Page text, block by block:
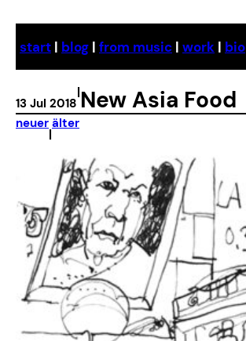
content
start | blog | from music | work | bio
13 Jul 2018
|New Asia Food
neuer
|
älter